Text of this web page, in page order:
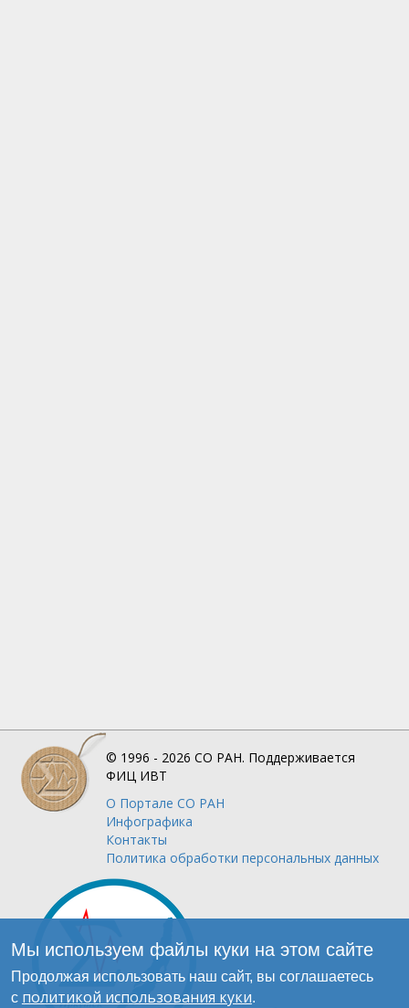
© 1996 - 2026 СО РАН. Поддерживается
ФИЦ ИВТ
О Портале СО РАН
Инфографика
Контакты
Политика обработки персональных данных
Мы используем файлы куки на этом сайте
Продолжая использовать наш сайт, вы соглашаетесь
с политикой использования куки.